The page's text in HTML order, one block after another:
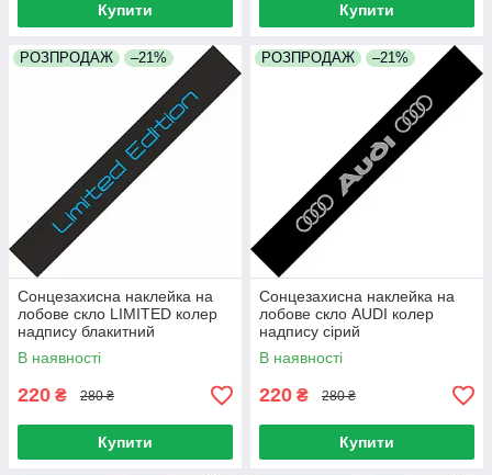
Купити Купити
РОЗПРОДАЖ –21%
Сонцезахисна наклейка на
лобове скло LIMITED колер
надпису блакитний
В наявності
220 ₴ 280 ₴
Купити
РОЗПРОДАЖ –21%
Сонцезахисна наклейка на
лобове скло AUDI колер
надпису сірий
В наявності
220 ₴ 280 ₴
Купити